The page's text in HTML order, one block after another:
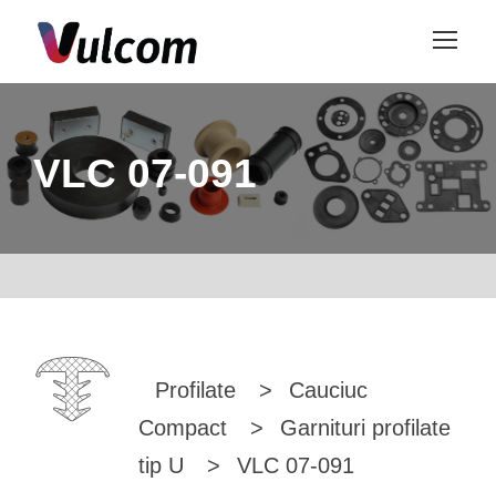
VLC 07-091
Profilate >
Cauciuc
Compact
>
Garnituri profilate
tip U
> VLC 07-091